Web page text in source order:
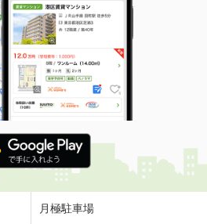
月極駐車場